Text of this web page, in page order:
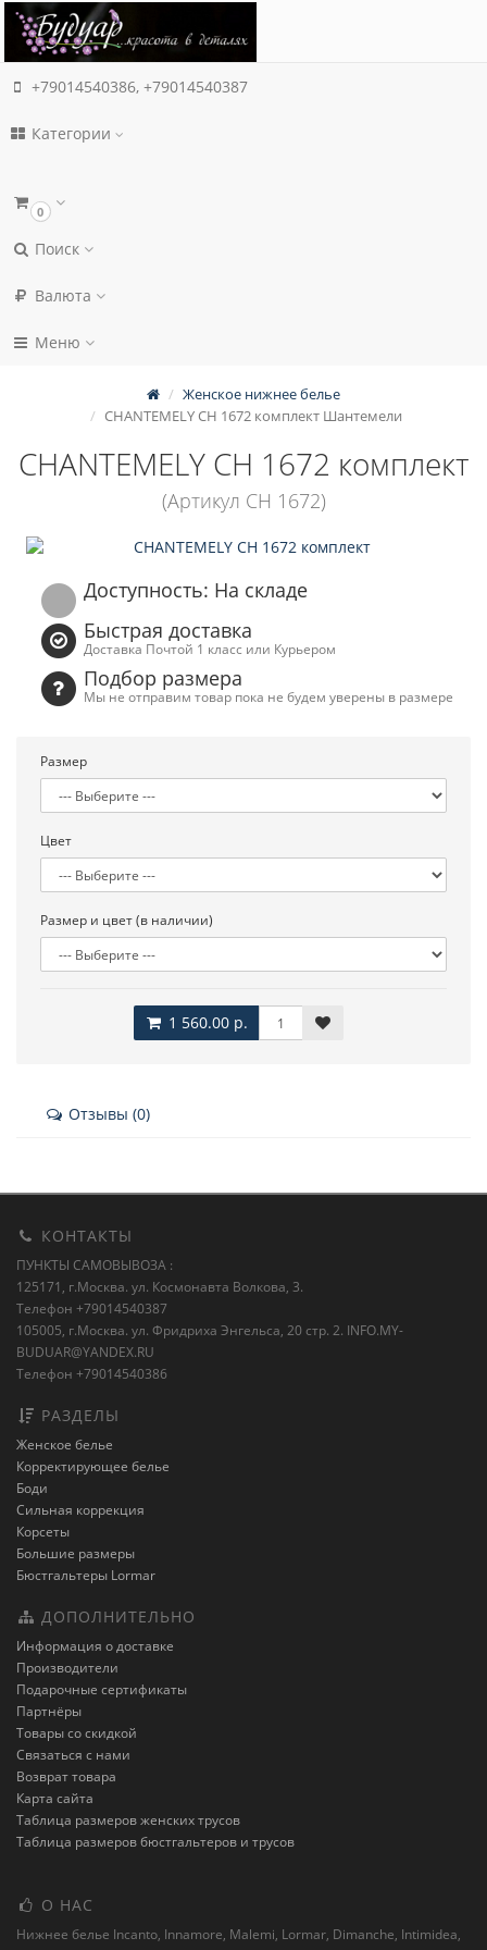
+79014540386, +79014540387
Категории
0
Поиск
Валюта
Меню
Женское нижнее белье
CHANTEMELY CH 1672 комплект Шантемели
CHANTEMELY CH 1672 комплект
(Артикул CH 1672)
Доступность: На складе
Быстрая доставка
Доставка Почтой 1 класс или Курьером
Подбор размера
Мы не отправим товар пока не будем уверены в размере
Размер
Цвет
Размер и цвет (в наличии)
1 560.00 р.
Отзывы (0)
КОНТАКТЫ
ПУНКТЫ САМОВЫВОЗА :
125171, г.Москва. ул. Космонавта Волкова, 3.
Телефон +79014540387
105005, г.Москва. ул. Фридриха Энгельса, 20 стр. 2. INFO.MY-
BUDUAR@YANDEX.RU
Телефон +79014540386
РАЗДЕЛЫ
Женское белье
Корректирующее белье
Боди
Сильная коррекция
Корсеты
Большие размеры
Бюстгальтеры Lormar
ДОПОЛНИТЕЛЬНО
Информация о доставке
Производители
Подарочные сертификаты
Партнёры
Товары со скидкой
Связаться с нами
Возврат товара
Карта сайта
Таблица размеров женских трусов
Таблица размеров бюстгальтеров и трусов
О НАС
Нижнее белье Incanto, Innamore, Malemi, Lormar, Dimanche, Intimidea,